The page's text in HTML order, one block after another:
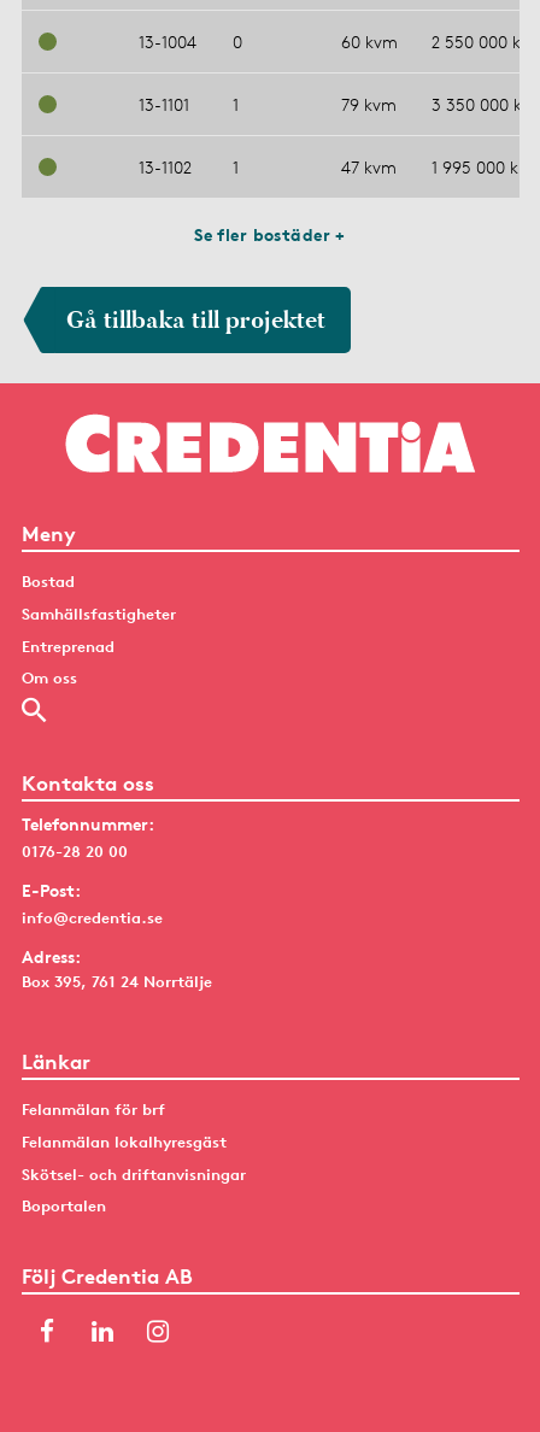
13-1004 0 60 kvm 2 550 000 kr
13-1101 1 79 kvm 3 350 000 kr
13-1102 1 47 kvm 1 995 000 kr
Se fler bostäder +
Gå tillbaka till projektet
Meny
Bostad
Samhällsfastigheter
Entreprenad
Om oss
Kontakta oss
Telefonnummer:
0176-28 20 00
E-Post:
info@credentia.se
Adress:
Box 395, 761 24 Norrtälje
Länkar
Felanmälan för brf
Felanmälan lokalhyresgäst
Skötsel- och driftanvisningar
Boportalen
Följ Credentia AB